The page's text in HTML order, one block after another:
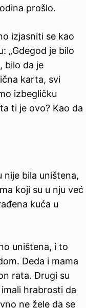
prošlo.
izjasniti se kao
„Gdegod je bilo
bilo da je
karta, svi
izbegličku
ti je ovo? Kao da
nije bila uništena,
koji su u nju već
kuća u
uništena, i to
Deda i mama
rata. Drugi su
hrabrosti da
ne žele da se